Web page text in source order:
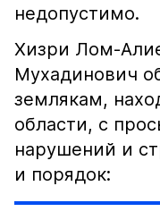
недопустимо.
Хизри Лом-
Мухадинович
землякам,
области, с
нарушений и
и порядок: